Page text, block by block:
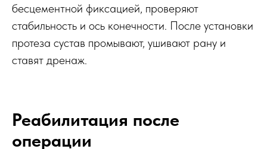
бесцементной фиксацией, проверяют
стабильность и ось конечности. После установки
протеза сустав промывают, ушивают рану и
ставят дренаж.
Реабилитация после
операции